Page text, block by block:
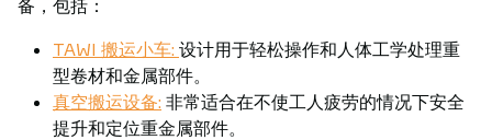
备，包括：
TAWI 搬运小车: 设计用于轻松操作和人体工学处理重
型卷材和金属部件。
真空搬运设备: 非常适合在不使工人疲劳的情况下安全
提升和定位重金属部件。